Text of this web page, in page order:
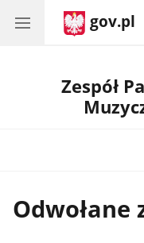
gov.pl
Zespół
Odwołane